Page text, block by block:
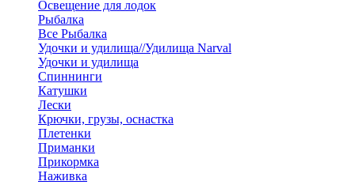
Освещение для лодок
Рыбалка
Все Рыбалка
Удочки и удилища//Удилища Narval
Удочки и удилища
Спиннинги
Катушки
Лески
Крючки, грузы, оснастка
Плетенки
Приманки
Прикормка
Наживка